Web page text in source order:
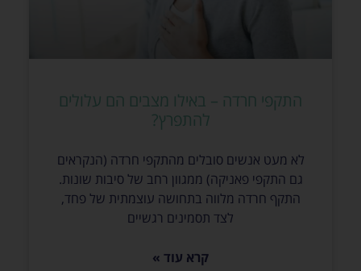
התקפי חרדה – באילו מצבים הם עלולים
להתפרץ?
לא מעט אנשים סובלים מהתקפי חרדה (הנקראים
גם התקפי פאניקה) ממגוון רחב של סיבות שונות.
התקף חרדה מלווה בתחושה עוצמתית של פחד,
לצד תסמינים רגשיים
קרא עוד »